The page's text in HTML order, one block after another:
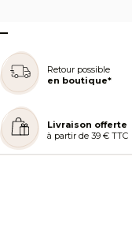
–
Retour possible
en boutique*
Livraison offerte
à partir de 39 € TTC